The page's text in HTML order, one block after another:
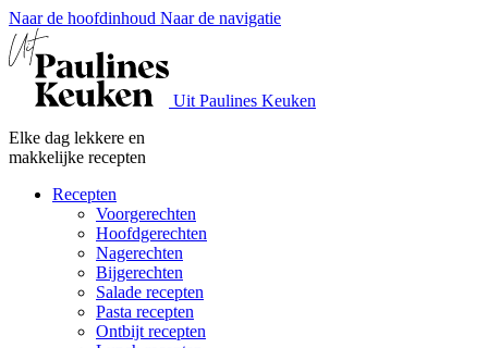
Naar de hoofdinhoud Naar de navigatie
Uit Paulines Keuken
Elke dag lekkere en
makkelijke recepten
Recepten
Voorgerechten
Hoofdgerechten
Nagerechten
Bijgerechten
Salade recepten
Pasta recepten
Ontbijt recepten